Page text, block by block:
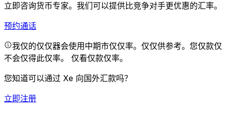
立即咨询货币专家。 我们可以提供比竞争对手更优惠的汇率。
预约通话
我仅的仅仅器会使用中期市仅仅率。仅仅供参考。您仅款仅
不会仅得此仅率。 仅看仅款仅率。
您知道可以通过 Xe 向国外汇款吗？
立即注册